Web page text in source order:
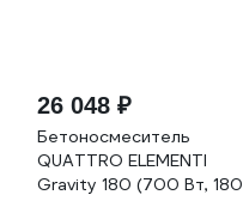
26 048 ₽
Бетоносмеситель
QUATTRO ELEMENTI
Gravity 180 (700 Вт, 180